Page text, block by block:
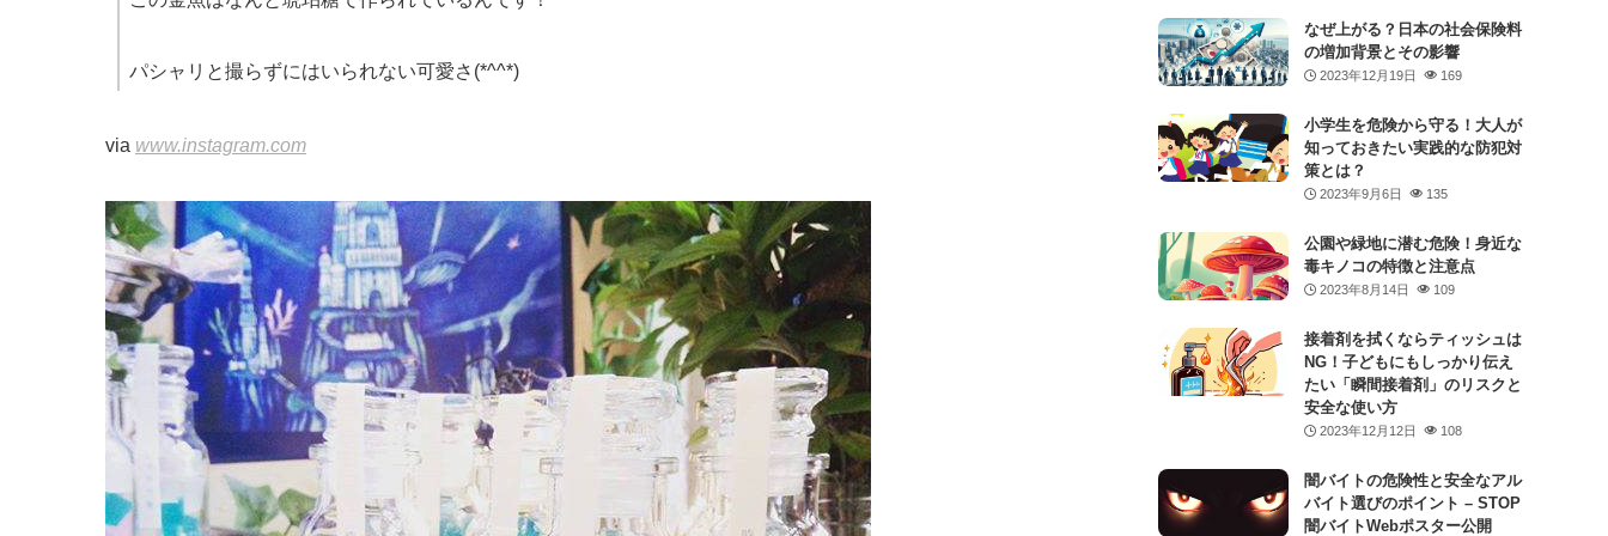
パシャリと撮らずにはいられない可愛さ(*^^*)
via www.instagram.com
なぜ上がる？日本の社会保険料
の増加背景とその影響
2023年12月19日 169
小学生を危険から守る！大人が
知っておきたい実践的な防犯対
策とは？
2023年9月6日 135
公園や緑地に潜む危険！身近な
毒キノコの特徴と注意点
2023年8月14日 109
接着剤を拭くならティッシュは
NG！子どもにもしっかり伝え
たい「瞬間接着剤」のリスクと
安全な使い方
2023年12月12日 108
闇バイトの危険性と安全なアル
バイト選びのポイント – STOP
闇バイトWebポスター公開